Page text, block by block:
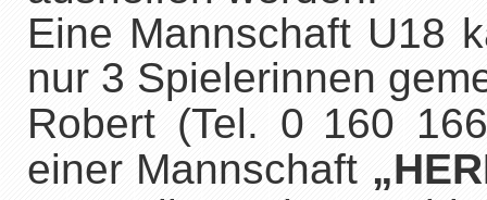
Eine Mannschaft U18
nur 3 Spielerinnen
Robert (Tel. 0 160
einer Mannschaft